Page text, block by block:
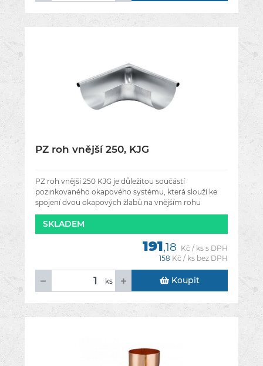
PZ roh vnější 250, KJG
PZ roh vnější 250 KJG je důležitou součástí
pozinkovaného okapového systému, která slouží ke
spojení dvou okapových žlabů na vnějším rohu
střechy. Je určen pro žlab s
SKLADEM
191,18 Kč / ks s DPH
158 Kč / ks bez DPH
ks Koupit